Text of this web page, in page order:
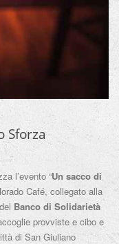
Sforza
l’evento “Un sacco di
Café, collegato alla
Banco di Solidarietà
provviste e cibo e
di San Giuliano